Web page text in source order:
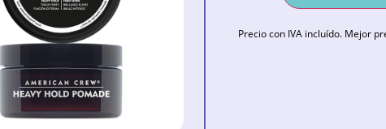
Precio con IVA incluído. Mejor